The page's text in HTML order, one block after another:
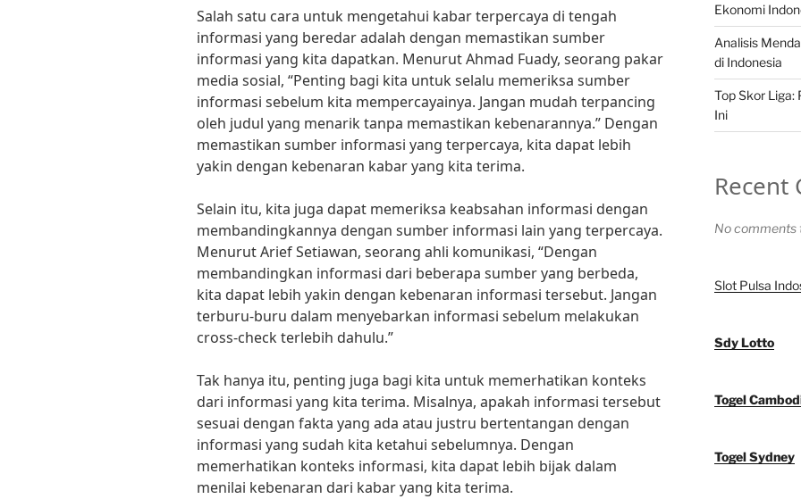
Salah satu cara untuk mengetahui kabar terpercaya di tengah
informasi yang beredar adalah dengan memastikan sumber
informasi yang kita dapatkan. Menurut Ahmad Fuady, seorang pakar
media sosial, “Penting bagi kita untuk selalu memeriksa sumber
informasi sebelum kita mempercayainya. Jangan mudah terpancing
oleh judul yang menarik tanpa memastikan kebenarannya.” Dengan
memastikan sumber informasi yang terpercaya, kita dapat lebih
yakin dengan kebenaran kabar yang kita terima.
Selain itu, kita juga dapat memeriksa keabsahan informasi dengan
membandingkannya dengan sumber informasi lain yang terpercaya.
Menurut Arief Setiawan, seorang ahli komunikasi, “Dengan
membandingkan informasi dari beberapa sumber yang berbeda,
kita dapat lebih yakin dengan kebenaran informasi tersebut. Jangan
terburu-buru dalam menyebarkan informasi sebelum melakukan
cross-check terlebih dahulu.”
Tak hanya itu, penting juga bagi kita untuk memerhatikan konteks
dari informasi yang kita terima. Misalnya, apakah informasi tersebut
sesuai dengan fakta yang ada atau justru bertentangan dengan
informasi yang sudah kita ketahui sebelumnya. Dengan
memerhatikan konteks informasi, kita dapat lebih bijak dalam
menilai kebenaran dari kabar yang kita terima.
Ekonomi
Analisis
di Indonesia
Top Skor Liga:
Ini
Recent
No comments
Slot Pulsa
Sdy Lotto
Togel
Togel Sydney